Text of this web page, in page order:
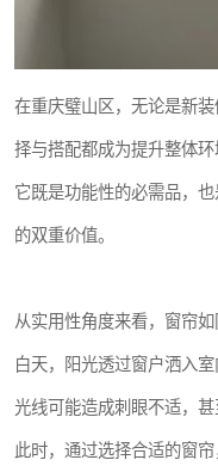
在重庆璧山区，无论是新
择与搭配都成为提升整体环
它既是功能性的必需品，
的双重价值。
从实用性角度来看，窗帘如
白天，阳光透过窗户洒入
光线可能造成刺眼不适，
此时，通过选择合适的窗